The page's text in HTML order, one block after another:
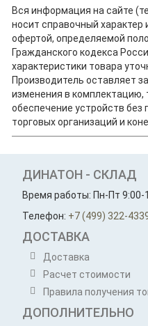
Вся информация на сайте
носит справочный характер
офертой, определяемой
Гражданского кодекса
характеристики товара
Производитель оставляет
изменения в комплектацию,
обеспечение устройств без
торговых организаций и
ДИНАТОН - СКЛАД
Время работы: Пн-Пт 9:00-
Телефон: +7 (499) 322-
ДОСТАВКА
Доставка
Расчет стоимости
Правила получения
ДОПОЛНИТЕЛЬНО